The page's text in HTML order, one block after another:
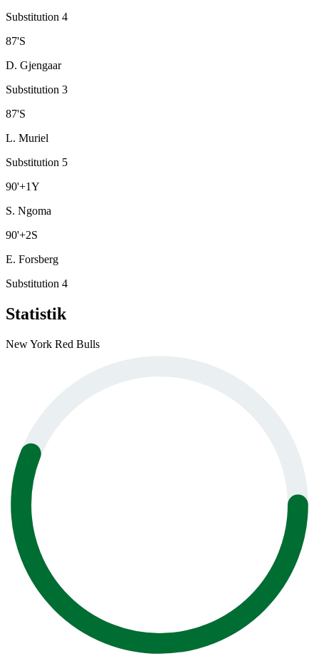
Substitution 4
87'S
D. Gjengaar
Substitution 3
87'S
L. Muriel
Substitution 5
90'+1Y
S. Ngoma
90'+2S
E. Forsberg
Substitution 4
Statistik
New York Red Bulls